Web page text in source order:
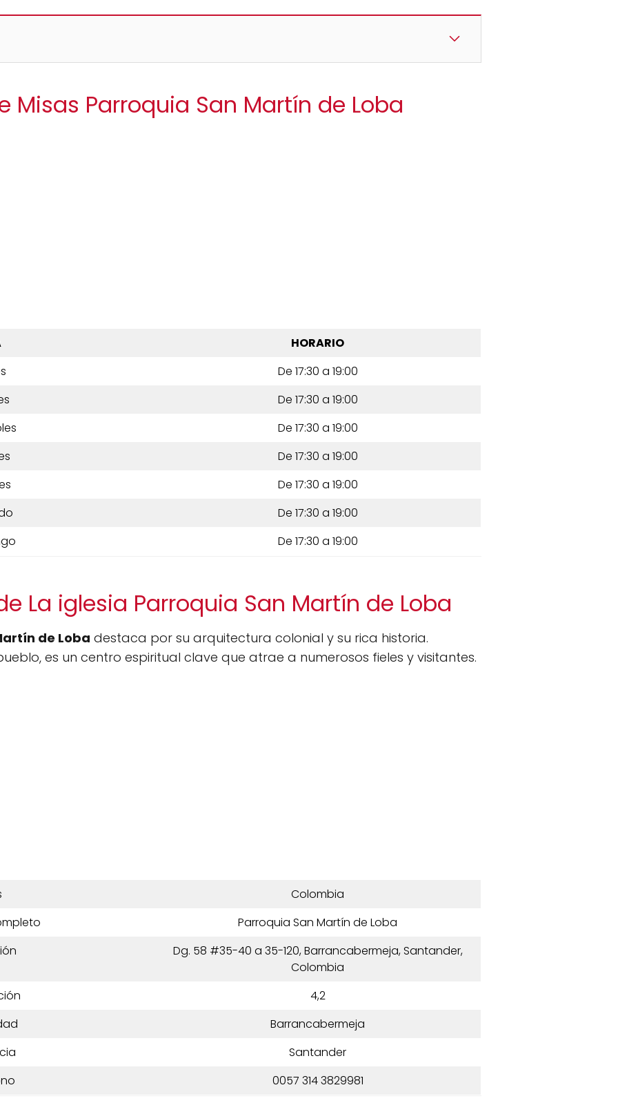
Misas Parroquia San Martín de Loba
HORARIO
De 17:30 a 19:00
De 17:30 a 19:00
De 17:30 a 19:00
De 17:30 a 19:00
De 17:30 a 19:00
De 17:30 a 19:00
De 17:30 a 19:00
La iglesia Parroquia San Martín de Loba
de Loba destaca por su arquitectura colonial y su rica historia.
es un centro espiritual clave que atrae a numerosos fieles y visitantes.
Colombia
Parroquia San Martín de Loba
Dg. 58 #35-40 a 35-120, Barrancabermeja, Santander,
Colombia
4,2
Barrancabermeja
Santander
0057 314 3829981